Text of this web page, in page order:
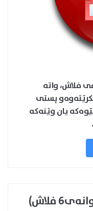
فلاش، واته‌
پستی
یان وێنه‌كه‌